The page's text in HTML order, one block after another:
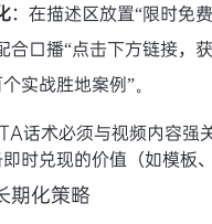
：在描述区放置“限时免
合口播“点击下方链接，
实战胜地案例”。
话术必须与视频内容强
时兑现的价值（如模板
期化策略